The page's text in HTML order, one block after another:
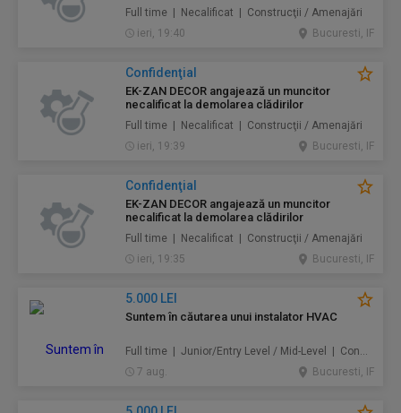
Full time | Necalificat | Construcţii / Amenajări
ieri, 19:40
Bucuresti, IF
Confidenţial
EK-ZAN DECOR angajează un muncitor
necalificat la demolarea clădirilor
Full time | Necalificat | Construcţii / Amenajări
ieri, 19:39
Bucuresti, IF
Confidenţial
EK-ZAN DECOR angajează un muncitor
necalificat la demolarea clădirilor
Full time | Necalificat | Construcţii / Amenajări
ieri, 19:35
Bucuresti, IF
5.000 LEI
Suntem în căutarea unui instalator HVAC
Full time | Junior/Entry Level / Mid-Level | Construcţii / Amenajări
7 aug.
Bucuresti, IF